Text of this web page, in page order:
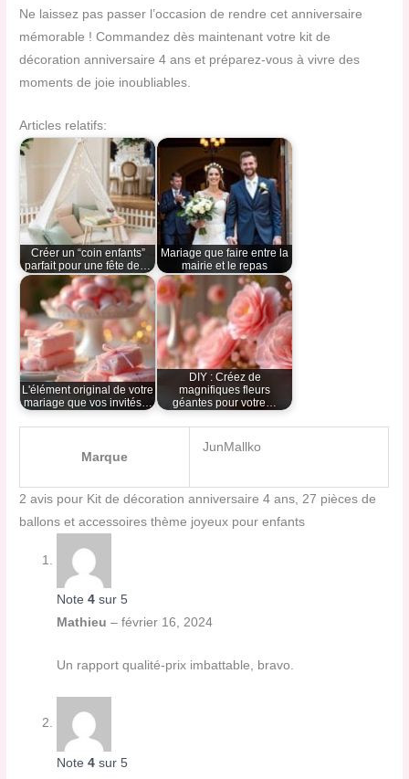
Ne laissez pas passer l’occasion de rendre cet anniversaire
mémorable ! Commandez dès maintenant votre kit de
décoration anniversaire 4 ans et préparez-vous à vivre des
moments de joie inoubliables.
Articles relatifs:
Créer un “coin enfants”
parfait pour une fête de…
Mariage que faire entre la
mairie et le repas
L'élément original de votre
mariage que vos invités…
DIY : Créez de
magnifiques fleurs
géantes pour votre…
Marque
JunMallko
2 avis pour Kit de décoration anniversaire 4 ans, 27 pièces de
ballons et accessoires thème joyeux pour enfants
Note4 sur 5
Mathieu– février 16, 2024
Un rapport qualité-prix imbattable, bravo.
Note4 sur 5